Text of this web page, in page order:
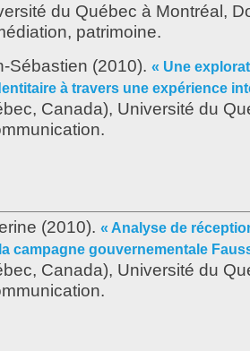
du Québec à Montréal,
patrimoine.
Sébastien (2010). « Une
à travers une expérience
Canada), Université du
(2010). « Analyse de
campagne gouvernementale
Canada), Université du